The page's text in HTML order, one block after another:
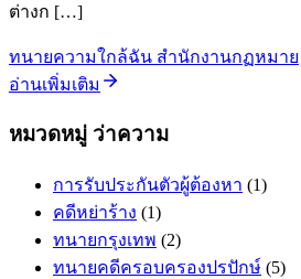
ต่างก […]
ทนายความใกล้ฉัน สำนักงานกฏหมาย
อ่านเพิ่มเติม
หมวดหมู่ ว่าความ
การรับประกันตัวผู้ต้องหา (1)
คดีหย่าร้าง (1)
ทนายกรุงเทพ (2)
ทนายคดีครอบครองปรปักษ์ (5)